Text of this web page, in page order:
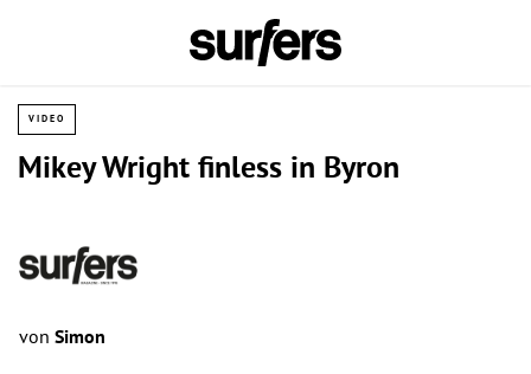
VIDEO
Mikey Wright finless in Byron
von Simon